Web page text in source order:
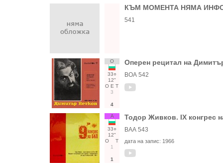
КЪМ МОМЕНТА НЯМА
541
О
33○
12"
О Е Т
3
4
Оперен рецитал на
ВОА 542
А
33○
12"
О
Т
1
1
Тодор Живков. IX конгрес
ВАА 543
дата на запис: 1966